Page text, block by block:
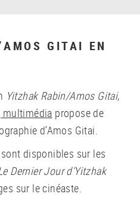
GITAI EN
Yitzhak Rabin/Amos Gitai,
multimédia propose de
d’Amos Gitai.
disponibles sur les
Dernier Jour d’Yitzhak
sur le cinéaste.